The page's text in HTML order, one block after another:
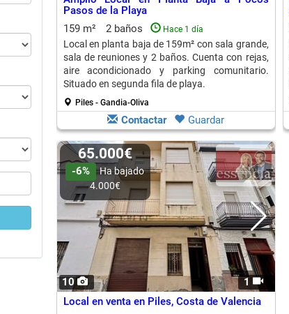
Pasos de la Playa
159 m²
2 baños Hace 1 día
Local en planta baja de 159m² con sala grande,
sala de reuniones y 2 baños. Cuenta con rejas,
aire acondicionado y parking comunitario.
Situado en segunda fila de playa.
Piles - Gandia-Oliva
Contactar Guardar
10 1
65.000€
-6%
Ha bajado
4.000€
Local en venta en Piles, Costa de Valencia